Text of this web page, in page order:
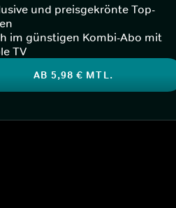
und preisgekrönte Top-
im günstigen Kombi-Abo mit
TV
AB 5,98 € MTL.